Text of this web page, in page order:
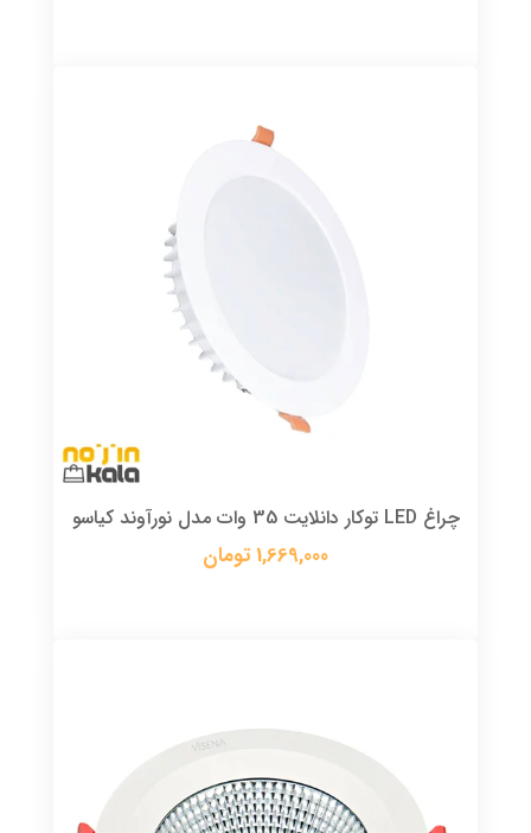
چراغ LED توکار دانلایت 35 وات مدل نورآوند کیاسو
1,669,000 تومان